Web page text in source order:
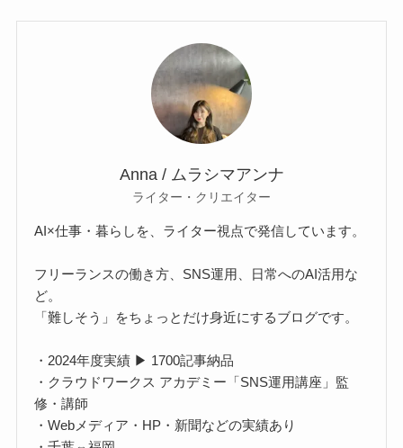
Anna / ムラシマアンナ
ライター・クリエイター
AI×仕事・暮らしを、ライター視点で発信しています。
フリーランスの働き方、SNS運用、日常へのAI活用な
ど。
「難しそう」をちょっとだけ身近にするブログです。
・2024年度実績 ▶ 1700記事納品
・クラウドワークス アカデミー「SNS運用講座」監
修・講師
・Webメディア・HP・新聞などの実績あり